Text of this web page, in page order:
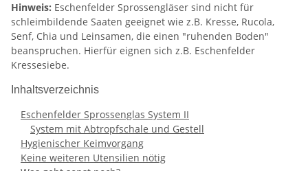
Hinweis: Eschenfelder Sprossengläser sind nicht für
schleimbildende Saaten geeignet wie z.B. Kresse, Rucola,
Senf, Chia und Leinsamen, die einen "ruhenden Boden"
beanspruchen. Hierfür eignen sich z.B. Eschenfelder
Kressesiebe.
Inhaltsverzeichnis
Eschenfelder Sprossenglas System II
System mit Abtropfschale und Gestell
Hygienischer Keimvorgang
Keine weiteren Utensilien nötig